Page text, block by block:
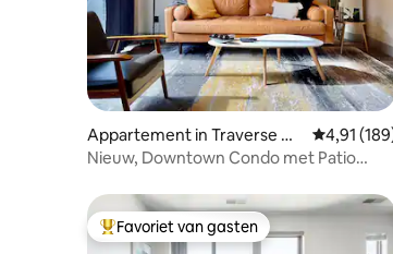
Appartement in Traverse Cit
y
4,91
Nieuw, Downtown Condo met Patio
Topfavoriet van gasten
Favoriet van gasten